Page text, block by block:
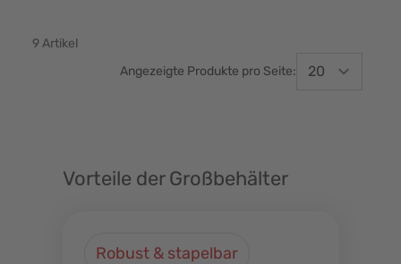
9Artikel
Angezeigte Produkte pro Seite:
Vorteile der Großbehälter
Robust & stapelbar